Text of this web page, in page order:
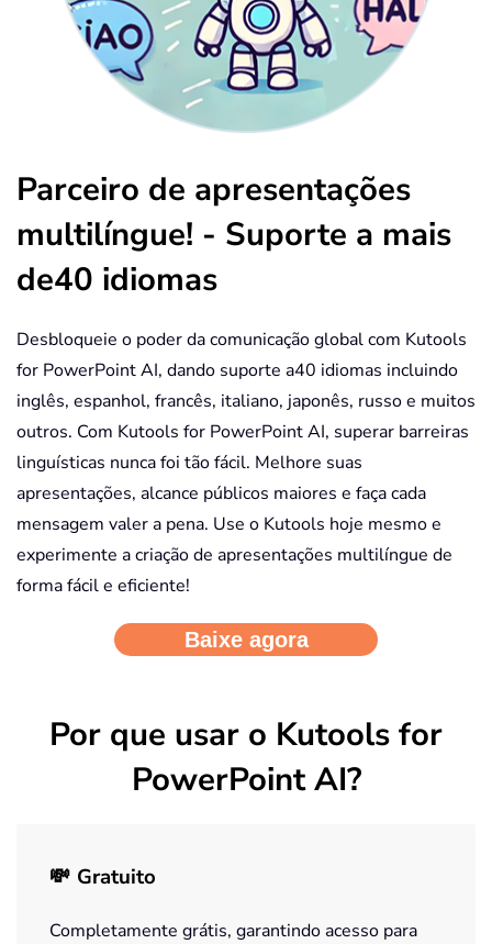
Parceiro de apresentações
multilíngue! - Suporte a mais
de40 idiomas
Desbloqueie o poder da comunicação global com Kutools
for PowerPoint AI, dando suporte a40 idiomas incluindo
inglês, espanhol, francês, italiano, japonês, russo e muitos
outros. Com Kutools for PowerPoint AI, superar barreiras
linguísticas nunca foi tão fácil. Melhore suas
apresentações, alcance públicos maiores e faça cada
mensagem valer a pena. Use o Kutools hoje mesmo e
experimente a criação de apresentações multilíngue de
forma fácil e eficiente!
Por que usar o Kutools for
PowerPoint AI?
💸 Gratuito
Completamente grátis, garantindo acesso para